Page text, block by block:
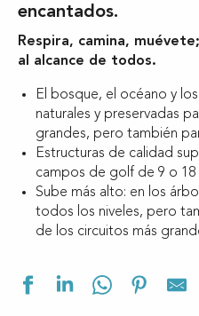
encantados.
Respira, camina,
al alcance de todos.
El bosque, el océano y
naturales y preservadas
grandes, pero también
Estructuras de calidad
campos de golf de 9 o
Sube más alto: en los
todos los niveles, pero
de los circuitos más